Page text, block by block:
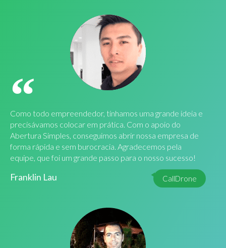
Como todo empreendedor, tínhamos uma grande ideia e
precisávamos colocar em prática. Com o apoio do
Abertura Simples, conseguimos abrir nossa empresa de
forma rápida e sem burocracia. Agradecemos pela
equipe, que foi um grande passo para o nosso sucesso!
Franklin Lau CallDrone